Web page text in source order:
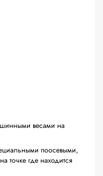
весами на
поосевыми,
точке где находится